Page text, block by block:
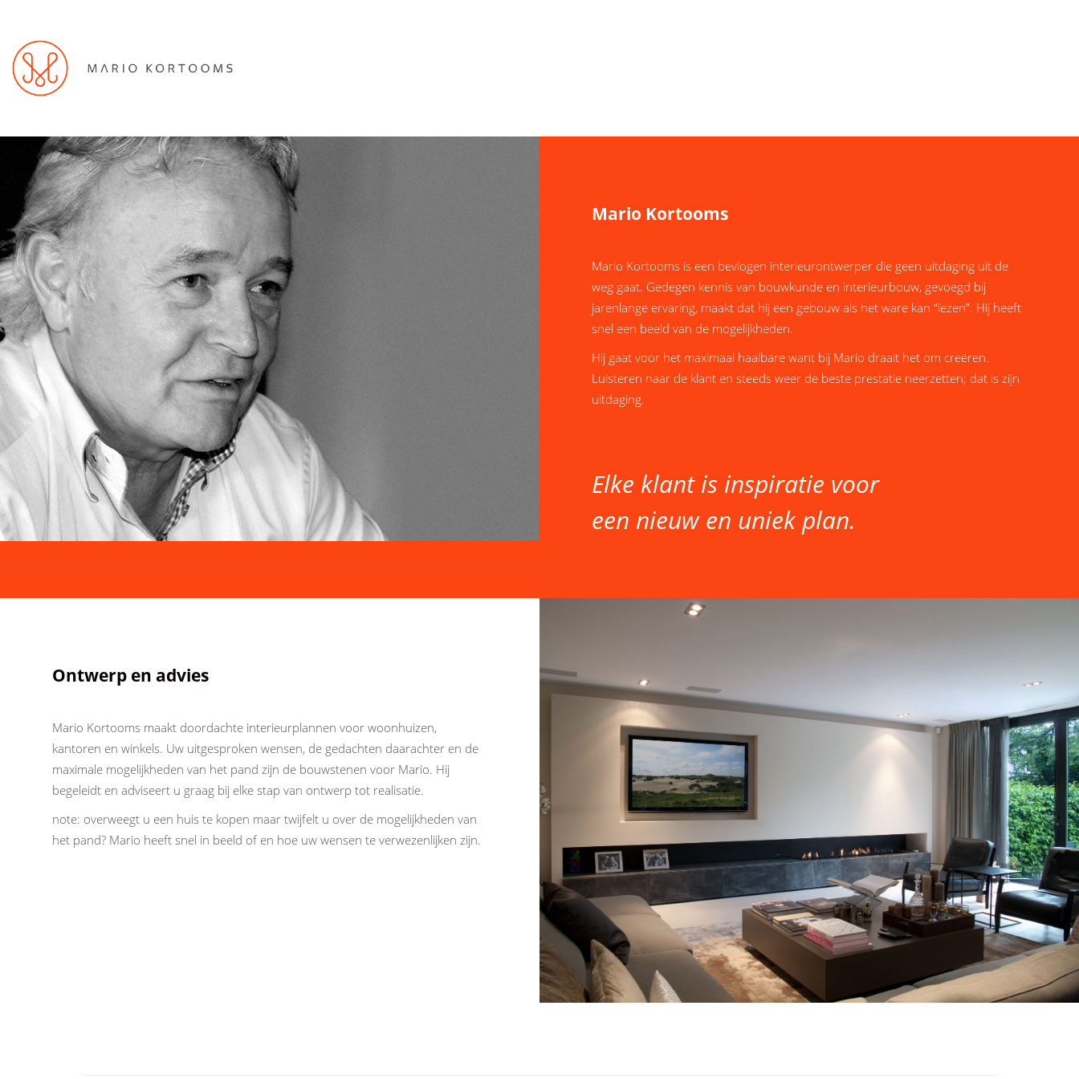
Mario Kortooms
Mario Kortooms is een bevlogen interieurontwerper die geen uitdaging uit de
weg gaat. Gedegen kennis van bouwkunde en interieurbouw, gevoegd bij
jarenlange ervaring, maakt dat hij een gebouw als het ware kan “lezen”. Hij heeft
snel een beeld van de mogelijkheden.
Hij gaat voor het maximaal haalbare want bij Mario draait het om creëren.
Luisteren naar de klant en steeds weer de beste prestatie neerzetten; dat is zijn
uitdaging.
Elke klant is inspiratie voor
een nieuw en uniek plan.
Ontwerp en advies
Mario Kortooms maakt doordachte interieurplannen voor woonhuizen,
kantoren en winkels. Uw uitgesproken wensen, de gedachten daarachter en de
maximale mogelijkheden van het pand zijn de bouwstenen voor Mario. Hij
begeleidt en adviseert u graag bij elke stap van ontwerp tot realisatie.
note: overweegt u een huis te kopen maar twijfelt u over de mogelijkheden van
het pand? Mario heeft snel in beeld of en hoe uw wensen te verwezenlijken zijn.